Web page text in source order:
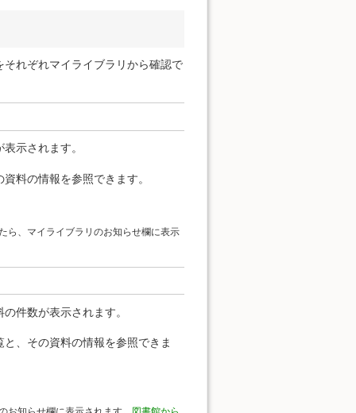
れぞれマイライブラリから確認で
示されます。
料の情報を参照できます。
ら、マイライブラリのお知らせ欄に表示
件数が表示されます。
、その資料の情報を参照できま